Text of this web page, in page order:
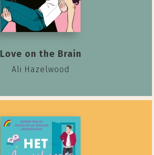
Love on the Brain
Ali Hazelwood